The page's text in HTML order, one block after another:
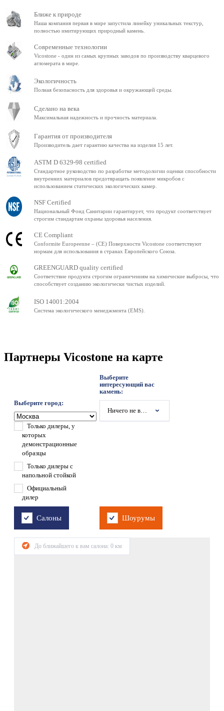
Ближе к природе
Наша компания первая в мире запустила линейку уникальных текстур,
полностью имитирующих природный камень.
Современные технологии
Vicostone - один из самых крупных заводов по производству кварцевого
агломерата в мире.
Экологичность
Полная безопасность для здоровья и окружающей среды.
Сделано на века
Максимальная надежность и прочность материала.
Гарантия от производителя
Производитель дает гарантию качества на изделия 15 лет.
ASTM D 6329-98 certified
Стандартное руководство по разработке методологии оценки способности
внутренних материалов предотвращать появление микробов с
использованием статических экологических камер.
NSF Certified
Национальный Фонд Санитарии гарантирует, что продукт соответствует
строгим стандартам охраны здоровья населения.
CE Compliant
Conformite Europeenne – (CE) Поверхности Vicostone соответствуют
нормам для использования в странах Европейского Союза.
GREENGUARD quality certified
Соответствие продукта строгим ограничениям на химические выбросы, что
способствует созданию экологически чистых изделий.
ISO 14001:2004
Система экологического менеджмента (EMS).
Партнеры Vicostone на карте
Выберите город:
Выберите
интересующий вас
камень:
Ничего не выбрано
Только дилеры, у
которых
демонстрационные
образцы
Только дилеры с
напольной стойкой
Официальный
дилер
Салоны Шоурумы
До ближайшего к вам салона: 0 км